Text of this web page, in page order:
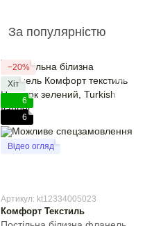
За популярністю
−20%
Хіт
6
6
Відео огляд
Артикул: kt12334005023
Комфорт Текстиль